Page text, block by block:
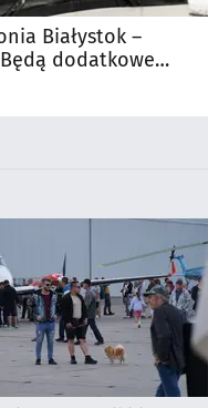
Białystok –
Będą dodatkowe